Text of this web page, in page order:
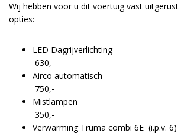
Wij hebben voor u dit voertuig vast
opties:
LED
630,-
Airco
750,-
350,-
Verwarming Truma combi 6E